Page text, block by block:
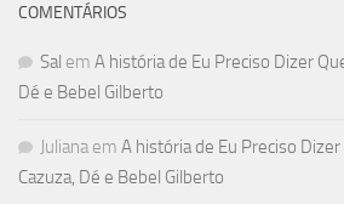
COMENTÁRIOS
Sal em A história de Eu Preciso Dizer
Dé e Bebel Gilberto
Juliana em A história de Eu Preciso
Cazuza, Dé e Bebel Gilberto